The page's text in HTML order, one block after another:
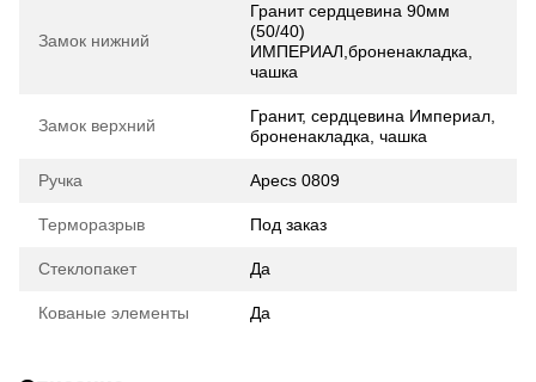
Замок нижний
Гранит сердцевина 90мм
(50/40)
ИМПЕРИАЛ,броненакладка,
чашка
Замок верхний
Гранит, сердцевина Империал,
броненакладка, чашка
Ручка Apecs 0809
Терморазрыв Под заказ
Стеклопакет Да
Кованые элементы Да